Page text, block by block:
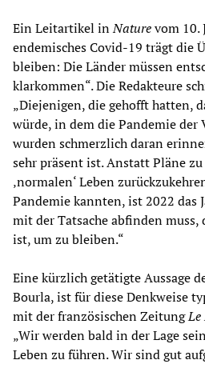
Ein Leitartikel inNaturevom 10.
endemisches Covid-19 trägt die
bleiben: Die Länder müssen
klarkommen“. Die Redakteure
„Diejenigen, die gehofft hatten,
würde, in dem die Pandemie der
wurden schmerzlich daran
sehr präsent ist. Anstatt Pläne
‚normalen‘ Leben
Pandemie kannten, ist 2022 das
mit der Tatsache abfinden muss,
ist, um zu bleiben.“
Eine kürzlich getätigte Aussage
Bourla, ist für diese Denkweise
mit der französischen ZeitungLe
„Wir werden bald in der Lage
Leben zu führen. Wir sind gut